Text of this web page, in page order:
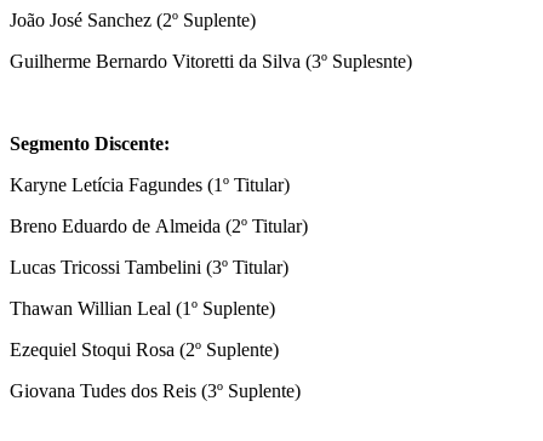
João José Sanchez (2º Suplente)
Guilherme Bernardo Vitoretti da Silva (3º Suplesnte)
Segmento Discente:
Karyne Letícia Fagundes (1º Titular)
Breno Eduardo de Almeida (2º Titular)
Lucas Tricossi Tambelini (3º Titular)
Thawan Willian Leal (1º Suplente)
Ezequiel Stoqui Rosa (2º Suplente)
Giovana Tudes dos Reis (3º Suplente)